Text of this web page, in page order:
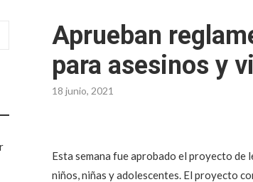
Aprueban
para asesinos y
18 junio, 2021
Esta semana fue aprobado el proyecto de
niños, niñas y adolescentes. El proyecto